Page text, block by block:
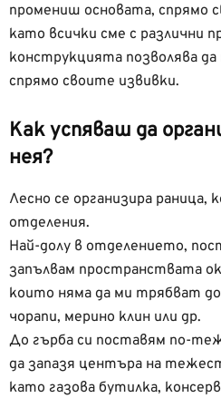
промениш основата, спрямо
като всички сме с различни
конструкцията позволява
спрямо своите извивки.
Как успяваш да
нея?
Лесно се организира раница,
отделения.
Най-долу в отделението,
запълвам пространствата
които няма да ми трябват
чорапи, мерино клин или др.
До гърба си поставям по-
да запазя центъра на
като газова бутилка,